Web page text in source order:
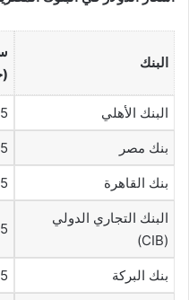
البنك
البنك الأهلي
بنك مصر
بنك القاهرة
البنك التجاري الدولي
(CIB)
بنك البركة